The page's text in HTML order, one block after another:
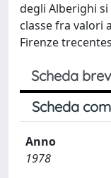
degli Alberighi
classe fra valori
Firenze
Scheda
Scheda
Anno
1978